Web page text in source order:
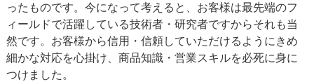
ったものです。今になって考えると、お客様は最先端のフ
ィールドで活躍している技術者・研究者ですからそれも当
然です。お客様から信用・信頼していただけるようにきめ
細かな対応を心掛け、商品知識・営業スキルを必死に身に
つけました。